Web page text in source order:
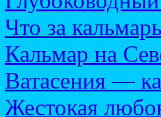
Что за
Кальмар на
Ватасения —
Жестокая